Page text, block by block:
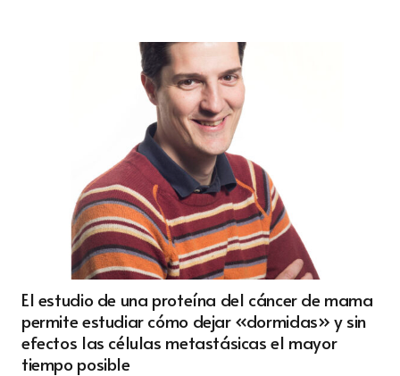
El estudio de una proteína del cáncer de mama
permite estudiar cómo dejar «dormidas» y sin
efectos las células metastásicas el mayor
tiempo posible